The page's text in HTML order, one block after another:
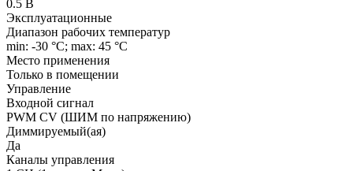
0.5 В
Эксплуатационные
Диапазон рабочих температур
min: -30 °C; max: 45 °C
Место применения
Только в помещении
Управление
Входной сигнал
PWM СV (ШИМ по напряжению)
Диммируемый(ая)
Да
Каналы управления